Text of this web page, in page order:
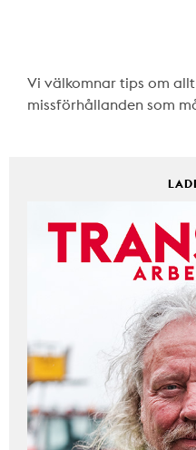
Vi välkomnar tips om
missförhållanden som